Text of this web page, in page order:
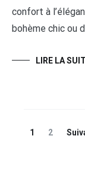
confort à
bohème chic ou
LIRE LA
Navigation
Page
1 Page
2